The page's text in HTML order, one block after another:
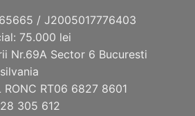
/ J2005017776403
75.000 lei
Nr.69A Sector 6 Bucuresti
RONC RT06 6827 8601
305 612